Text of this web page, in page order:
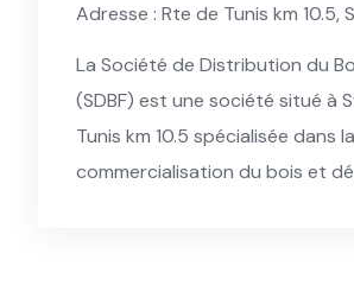
Adresse : Rte de Tunis km 10.5,
La Société de Distribution du
(SDBF) est une société situé à
Tunis km 10.5 spécialisée dans la
commercialisation du bois et